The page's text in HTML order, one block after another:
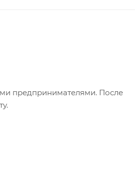
предпринимателями. После